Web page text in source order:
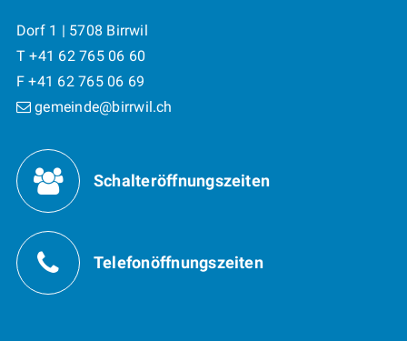
Dorf 1 | 5708 Birrwil
T +41 62 765 06 60
F +41 62 765 06 69
gemeinde@birrwil.ch
Öffnungszeiten
Schalteröffnungszeiten
Telefonöffnungszeiten